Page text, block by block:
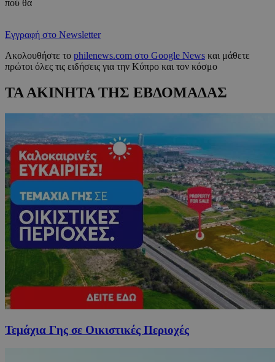
πού θα
Εγγραφή στο Newsletter
Ακολουθήστε το philenews.com στο Google News και μάθετε
πρώτοι όλες τις ειδήσεις για την Κύπρο και τον κόσμο
ΤΑ ΑΚΙΝΗΤΑ ΤΗΣ ΕΒΔΟΜΑΔΑΣ
Τεμάχια Γης σε Οικιστικές Περιοχές